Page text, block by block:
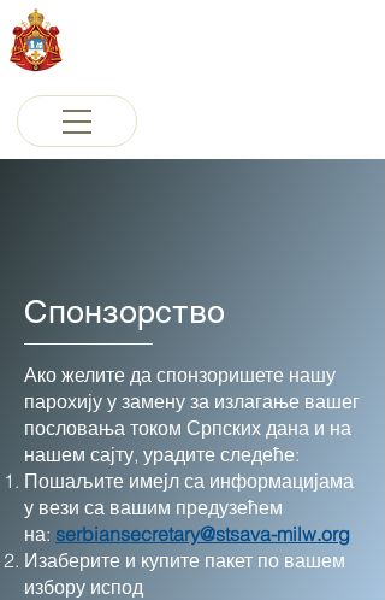
Спонзорство
Ако желите да спонзоришете нашу
парохију у замену за излагање вашег
пословања током Српских дана и на
нашем сајту, урадите следеће:
Пошаљите имејл са информацијама
у вези са вашим предузећем
на: serbiansecretary@stsava-milw.org
Изаберите и купите пакет по вашем
избору испод